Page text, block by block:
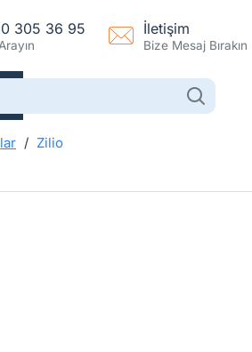
305 36 95 İletişim
Bize Mesaj Bırakın
Zilio